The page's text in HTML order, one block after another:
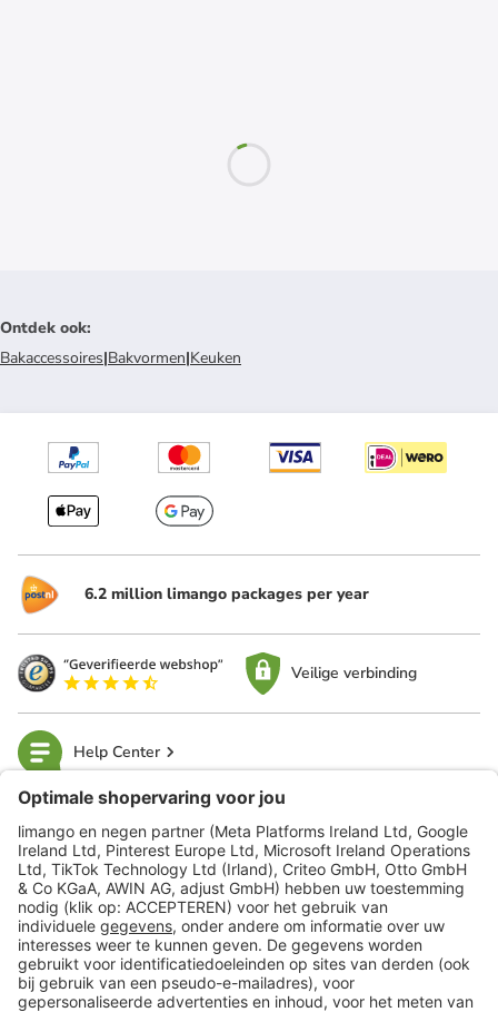
Ontdek ook:
Bakaccessoires|Bakvormen|Keuken
6.2 million limango packages per year
Veilige verbinding
Help Center
limango
Veilig winkelen
Klantenservice
Shop